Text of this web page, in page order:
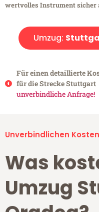
wertvolles Instrument sicher
Umzug:
Für einen detaillierte
für die Strecke Stuttgart
unverbindliche Anfrage!
Unverbindlichen
Was
Umzug